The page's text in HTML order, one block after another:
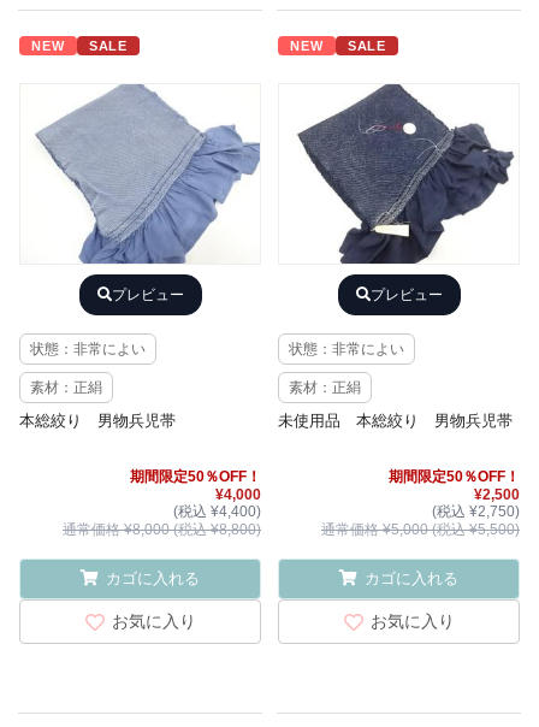
NEW SALE
プレビュー
状態：非常によい
素材：正絹
本総絞り 男物兵児帯
期間限定50％OFF！
¥4,000
(税込 ¥4,400)
通常価格 ¥8,000 (税込 ¥8,800)
カゴに入れる
お気に入り
NEW SALE
プレビュー
状態：非常によい
素材：正絹
未使用品 本総絞り 男物兵児帯
期間限定50％OFF！
¥2,500
(税込 ¥2,750)
通常価格 ¥5,000 (税込 ¥5,500)
カゴに入れる
お気に入り